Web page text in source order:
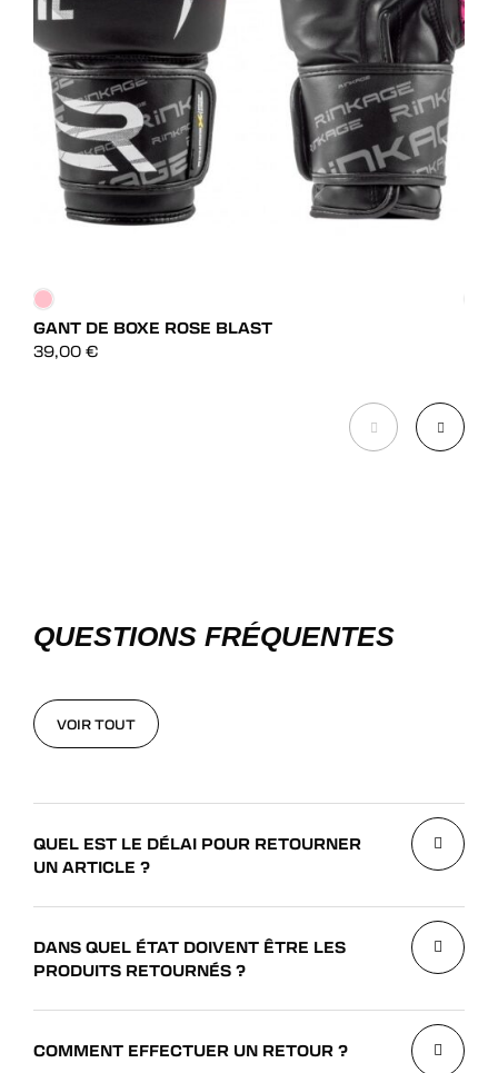
GANT DE BOXE ROSE BLAST
39,00 €
QUESTIONS FRÉQUENTES
VOIR TOUT
QUEL EST LE DÉLAI POUR RETOURNER
UN ARTICLE ?
DANS QUEL ÉTAT DOIVENT ÊTRE LES
PRODUITS RETOURNÉS ?
COMMENT EFFECTUER UN RETOUR ?